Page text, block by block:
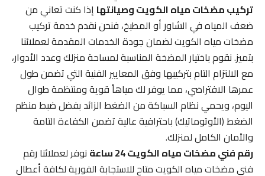
تركيب مضخات مياه الكويت وصيانتهاإذا كنت تعاني من
ضعف المياه في الشاور أو المطبخ، فنحن نقدم خدمة تركيب
مضخات مياه الكويت لضمان جودة الخدمات المقدمة لعملائنا
بتميز. نقوم باختيار المضخة المناسبة لمساحة منزلك وعدد الأدوار،
مع الالتزام التام بتركيبها وفق المعايير الفنية التي تضمن طول
عمرها الافتراضي، مما يوفر لك مياهاً قوية ومنتظمة طوال
اليوم، ويحمي نظام السباكة من الضغط الزائد بفضل ضبط منظم
الضغط (الأوتوماتيك) باحترافية عالية تضمن الكفاءة التامة
والأمان الكامل لمنزلك.
رقم فني مضخات مياه الكويت 24 ساعة
نوفر لعملائنا رقم
فني مضخات مياه الكويت متاح للاستجابة الفورية لكافة أعطال